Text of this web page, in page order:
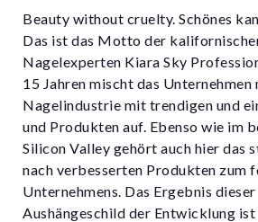
Beauty without cruelty. Schönes
Das ist das Motto der
Nagelexperten Kiara Sky
15 Jahren mischt das Unternehmen
Nagelindustrie mit trendigen und
und Produkten auf. Ebenso wie im
Silicon Valley gehört auch hier das
nach verbesserten Produkten zum
Unternehmens. Das Ergebnis
Aushängeschild der Entwicklung